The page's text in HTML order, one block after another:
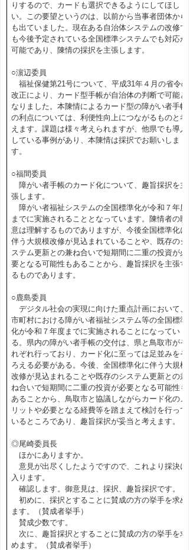
りするので、カードも選択できるようにしてほし
い。この要望というのは、以前から当事者団体から
も出ていました。現在ある自治体システムの改修で
も今後予定されている全国標準システムでも対応が
可能であり、陳情の採択を主張します。
○濵辺委員
福祉保健第21号について、平成31年４月の省令の
改正により、カード型手帳が自治体の判断で可能と
なりました。本陳情によるカード型の障がい者手帳
の利点については、利便性向上につながるものと考
えます。課題は様々考えられますが、他県でも導入
している事例があり、本陳情は採択でお願いしま
す。
○福間委員
障がい者手帳のカード化について、趣旨採択を主
張します。
障がい者福祉システムの全国標準化が令和７年度
までに実施されることとなっています。陳情者の願
意は理解するものでありますが、今後全国標準化に
伴う大規模改修が見込まれていることや、既存のシ
ステム更新との兼ね合いで短期間に二重の投資が必
要となる可能性もあることから、趣旨採択を主張す
るものであります。
○鹿島委員
デジタル社会の実現に向けた重点計画において、
市町村における障がい者福祉システム等の全国標準
化が令和７年度までに実施されることになってい
る。県内の障がい者手帳の交付は、県と鳥取市がそ
れぞれ行っており、カード化に至っては足並みをそ
ろえる必要がある。今後、全国標準化に伴う大規模
改修が見込まれることや既存のシステム更新との兼
ね合いで短期間に二重の投資が必要となる可能性も
あることから、鳥取市と協議しながらカード化のメ
リットや必要となる経費等を踏まえて検討を行って
いるところであり、趣旨採択が妥当と考えます。
◎尾崎委員長
ほかにありますか。
意見が出尽くしたようですので、これより採決に
入ります。
確認します。御意見は、採択、趣旨採択です。
初めに、採択とすることに賛成の方の挙手を求め
ます。（賛成者挙手）
賛成少数です。
次に、趣旨採択とすることに賛成の方の挙手を求
めます。（賛成者挙手）